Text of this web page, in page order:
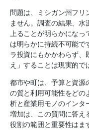
問題は、ミシガン州フ
ません。調査の結果、
上ることが明らかになっ
は明らかに持続不可能
ラ投資にもかかわらず
え」することは現実的で
都市や町は、予算と資源
の質と利用可能性をどの
析と産業用モノのインタ
増加は、この質問に答え
役割の範囲と重要性はま